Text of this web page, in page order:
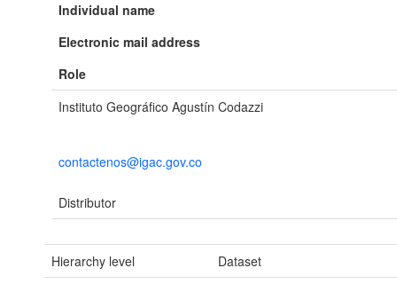
Individual name
Electronic mail address
Role
Instituto Geográfico Agustín Codazzi
contactenos@igac.gov.co
Distributor
Hierarchy level
Dataset